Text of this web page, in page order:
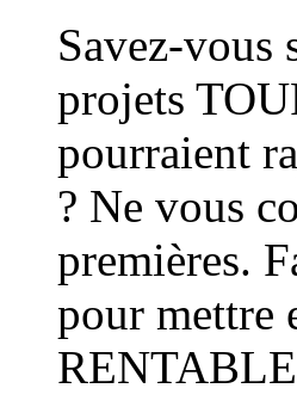
Savez-vous
projets
pourraient
? Ne vous
premières.
pour mettre